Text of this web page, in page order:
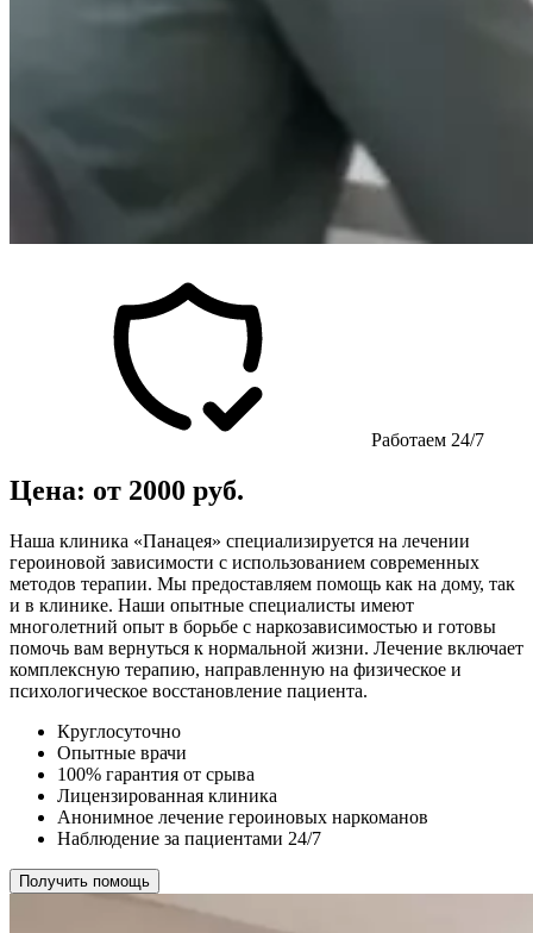
Работаем 24/7
Цена: от 2000 руб.
Наша клиника «Панацея» специализируется на лечении
героиновой зависимости с использованием современных
методов терапии. Мы предоставляем помощь как на дому, так
и в клинике. Наши опытные специалисты имеют
многолетний опыт в борьбе с наркозависимостью и готовы
помочь вам вернуться к нормальной жизни. Лечение включает
комплексную терапию, направленную на физическое и
психологическое восстановление пациента.
Круглосуточно
Опытные врачи
100% гарантия от срыва
Лицензированная клиника
Анонимное лечение героиновых наркоманов
Наблюдение за пациентами 24/7
Получить помощь